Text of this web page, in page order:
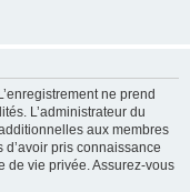
ne prend
L’administrateur du
aux membres
pris connaissance
de vie privée. Assurez-vous